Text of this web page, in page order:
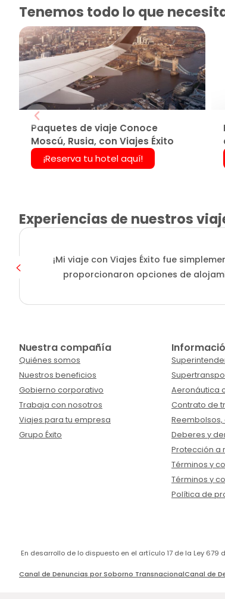
Tenemos todo lo que
Paquetes de viaje Conoce
Moscú, Rusia, con Viajes Éxito
¡Reserva tu hotel aquí!
Experiencias de nuestros
¡Mi viaje con Viajes Éxito fue
proporcionaron opciones de
Nuestra compañía
Quiénes somos
Nuestros beneficios
Gobierno corporativo
Trabaja con nosotros
Viajes para tu empresa
Grupo Éxito
Aeronáutica
Contrato de
Deberes y
Protección a
Términos y
Términos y
Política de
En desarrollo de lo dispuesto en el artículo 17 de la Ley
Canal de Denuncias por Soborno TransnacionalCanal de